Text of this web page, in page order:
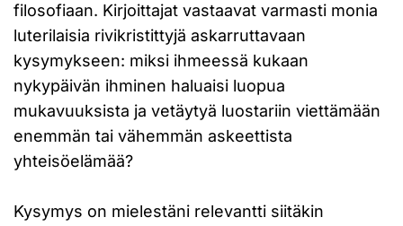
filosofiaan. Kirjoittajat vastaavat varmasti monia
luterilaisia rivikristittyjä askarruttavaan
kysymykseen: miksi ihmeessä kukaan
nykypäivän ihminen haluaisi luopua
mukavuuksista ja vetäytyä luostariin viettämään
enemmän tai vähemmän askeettista
yhteisöelämää?
Kysymys on mielestäni relevantti siitäkin